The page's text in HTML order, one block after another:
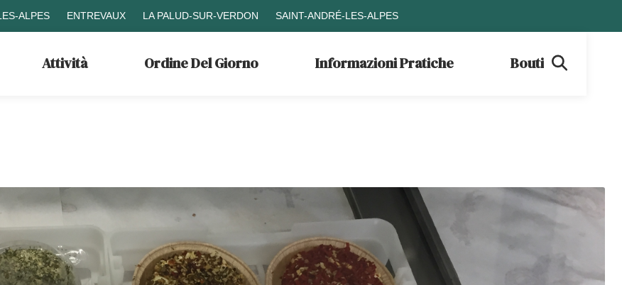
ALPES ENTREVAUX LA PALUD-SUR-VERDON SAINT-ANDRÉ-LES-ALPES
Attività Ordine Del Giorno Informazioni Pratiche Boutique